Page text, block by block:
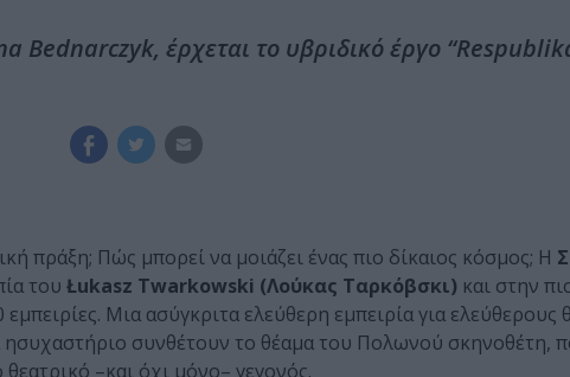
Bednarczyk, έρχεται το υβριδικό έργο
πράξη; Πώς μπορεί να μοιάζει ένας πιο δίκαιος κόσμος; H
του Łukasz Twarkowski (Λούκας Ταρκόβσκι) και στην
Μια ασύγκριτα ελεύθερη εμπειρία για ελεύθερους
συνθέτουν το θέαμα του Πολωνού σκηνοθέτη,
–και όχι μόνο– γεγονός.